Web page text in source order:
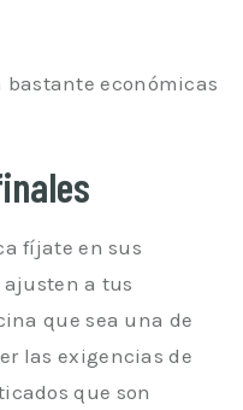
económicas
fíjate en sus
ajusten a tus
que sea una de
las exigencias de
que son